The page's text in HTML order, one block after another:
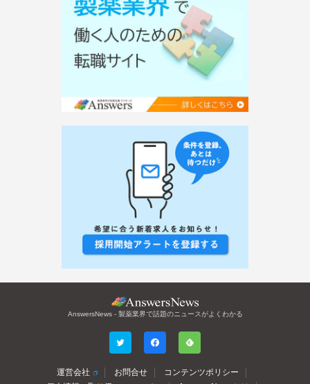
AnswersNews - 製薬業界で話題のニュースがよくわかる
運営会社 お問合せ
コンテンツポリシー